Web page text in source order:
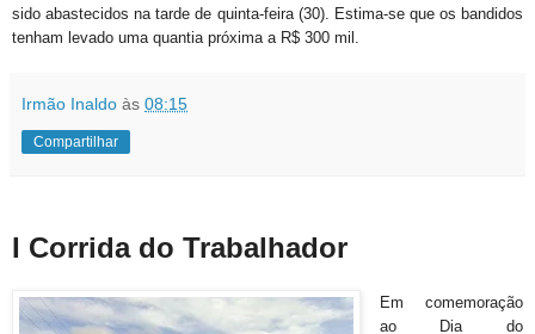
sido abastecidos na tarde de quinta-feira (30). Estima-se que os bandidos
tenham levado uma quantia próxima a R$ 300 mil.
Irmão Inaldo às 08:15
Compartilhar
I Corrida do Trabalhador
Em comemoração
ao Dia do